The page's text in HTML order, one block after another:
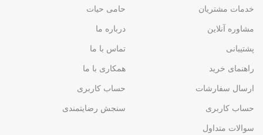
خدمات مشتریان
مشاوره آنلاین
پشتیبانی
راهنمای خرید
ارسال سفارشات
حساب کاربری
سوالات متداول
حامی حیات
درباره ما
تماس با ما
همکاری با ما
حساب کاربری
سنجش رضایتمندی